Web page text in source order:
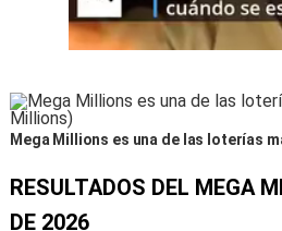
Mega Millions es una de las loterías
RESULTADOS DEL MEGA
DE 2026